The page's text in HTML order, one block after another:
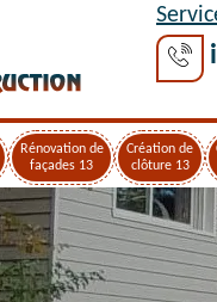
Rénovation de
façades 13
Création de
clôture 13